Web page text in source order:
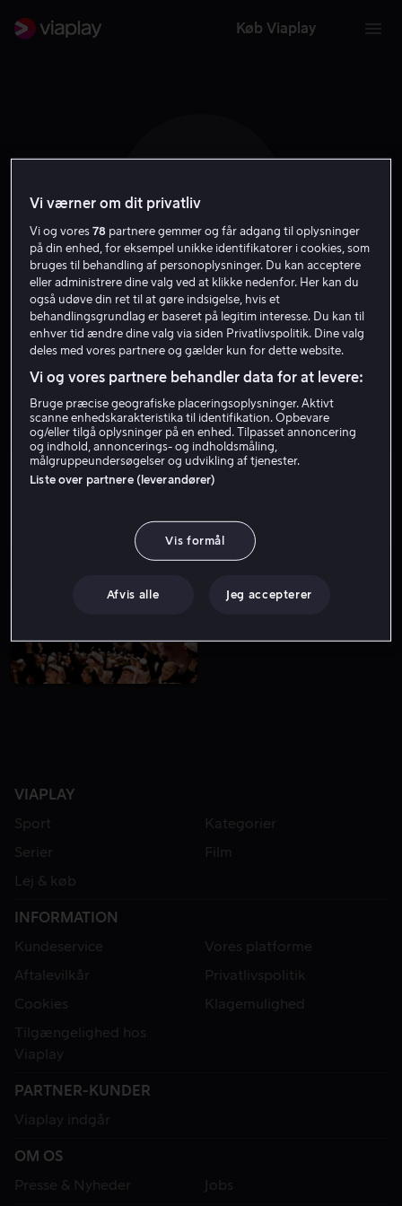
Køb Viaplay
T E
Thomas Ernst
Skuespiller
Fra 49 kr
VIAPLAY
Sport
Kategorier
Serier
Film
Lej & køb
INFORMATION
Kundeservice
Vores platforme
Aftalevilkår
Privatlivspolitik
Cookies
Klagemulighed
Tilgængelighed hos
Viaplay
PARTNER-KUNDER
Viaplay indgår
OM OS
Presse & Nyheder
Jobs
Vi værner om dit privatliv
Vi og vores78 partnere gemmer og får adgang til oplysninger
på din enhed, for eksempel unikke identifikatorer i cookies, som
bruges til behandling af personoplysninger. Du kan acceptere
eller administrere dine valg ved at klikke nedenfor. Her kan du
også udøve din ret til at gøre indsigelse, hvis et
behandlingsgrundlag er baseret på legitim interesse. Du kan til
enhver tid ændre dine valg via siden Privatlivspolitik. Dine valg
deles med vores partnere og gælder kun for dette website.
Vi og vores partnere behandler data for at levere:
Bruge præcise geografiske placeringsoplysninger. Aktivt
scanne enhedskarakteristika til identifikation. Opbevare
og/eller tilgå oplysninger på en enhed. Tilpasset annoncering
og indhold, annoncerings- og indholdsmåling,
målgruppeundersøgelser og udvikling af tjenester.
Liste over partnere (leverandører)
Vis formål
Afvis alle Jeg accepterer